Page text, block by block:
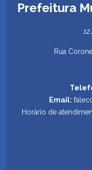
Prefeitura
Rua
Email:
Horário de